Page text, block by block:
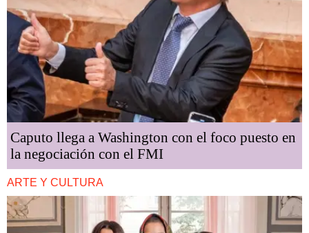
Caputo llega a Washington con el foco puesto en
la negociación con el FMI
ARTE Y CULTURA